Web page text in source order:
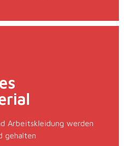
Arbeitskleidung werden
gehalten